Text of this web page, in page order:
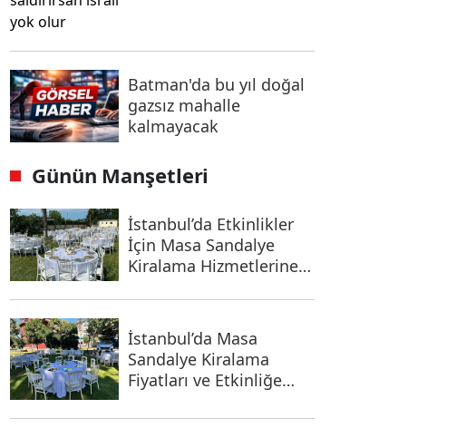
Batman'da bu yıl doğal
gazsız mahalle
kalmayacak
Günün Manşetleri
İstanbul’da Etkinlikler
İçin Masa Sandalye
Kiralama Hizmetlerine
İstanbul’da Masa
Sandalye Kiralama
Fiyatları ve Etkinliğe